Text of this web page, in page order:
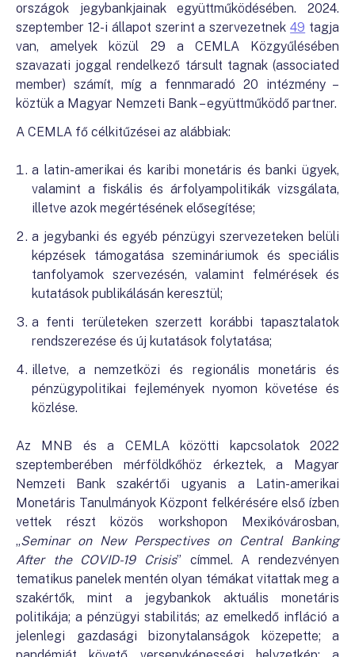
országok jegybankjainak együttműködésében. 2024.
szeptember 12-i állapot szerint a szervezetnek49 tagja
van, amelyek közül 29 a CEMLA Közgyűlésében
szavazati joggal rendelkező társult tagnak (associated
member) számít, míg a fennmaradó 20 intézmény –
köztük a Magyar Nemzeti Bank – együttműködő partner.
A CEMLA fő célkitűzései az alábbiak:
a latin-amerikai és karibi monetáris és banki ügyek,
valamint a fiskális és árfolyampolitikák vizsgálata,
illetve azok megértésének elősegítése;
a jegybanki és egyéb pénzügyi szervezeteken belüli
képzések támogatása szemináriumok és speciális
tanfolyamok szervezésén, valamint felmérések és
kutatások publikálásán keresztül;
a fenti területeken szerzett korábbi tapasztalatok
rendszerezése és új kutatások folytatása;
illetve, a nemzetközi és regionális monetáris és
pénzügypolitikai fejlemények nyomon követése és
közlése.
Az MNB és a CEMLA közötti kapcsolatok 2022
szeptemberében mérföldkőhöz érkeztek, a Magyar
Nemzeti Bank szakértői ugyanis a Latin-amerikai
Monetáris Tanulmányok Központ felkérésére első ízben
vettek részt közös workshopon Mexikóvárosban,
„Seminar on New Perspectives on Central Banking
After the COVID-19 Crisis” címmel. A rendezvényen
tematikus panelek mentén olyan témákat vitattak meg a
szakértők, mint a jegybankok aktuális monetáris
politikája; a pénzügyi stabilitás; az emelkedő infláció a
jelenlegi gazdasági bizonytalanságok közepette; a